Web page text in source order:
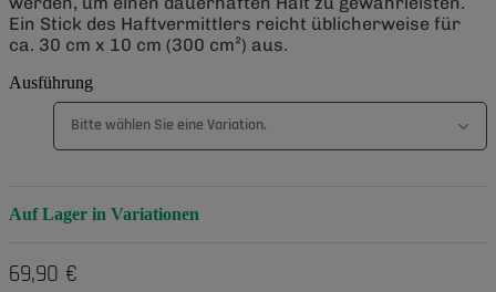
Ein Stick des Haftvermittlers reicht üblicherweise für
ca. 30 cm x 10 cm (300 cm²) aus.
Ausführung
Bitte wählen Sie eine Variation.
Auf Lager in Variationen
69,90 €